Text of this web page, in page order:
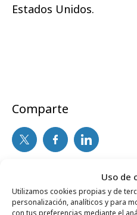
Uso de
Utilizamos cookies propias y de
personalización, analíticos y para
con tus preferencias mediante el
Estados Unidos.
Comparte
Noticias